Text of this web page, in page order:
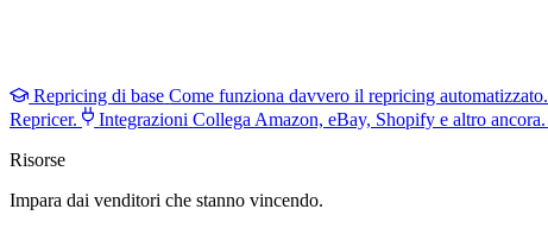
Repricing di base Come funziona davvero il repricing automatizzato.
Repricer.
Integrazioni Collega Amazon, eBay, Shopify e altro ancora.
Risorse
Impara dai venditori che stanno vincendo.